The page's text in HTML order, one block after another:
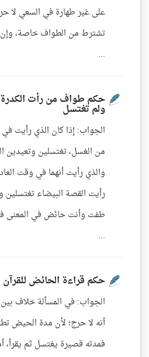
على غير طهارة في السعي لا
تشترط من الطواف خاصة،
...
حكم طواف من رأت الكدرة
ولم تغتسل
الجواب: إذا كان الذي رأيت
من الغسل، تغتسلين وتعيدين
والذي رأيت أنهما في وقت
رأيت القصة البيضاء تغتسلين
طفت وأنت حائض في المعنى
...
حكم قراءة الحائض للقرآن
الجواب: في المسألة خلاف بين
أنه لا حرج؛ لأن مدة الحيض
فمدته قصيرة يغتسل ثم يقرأ،